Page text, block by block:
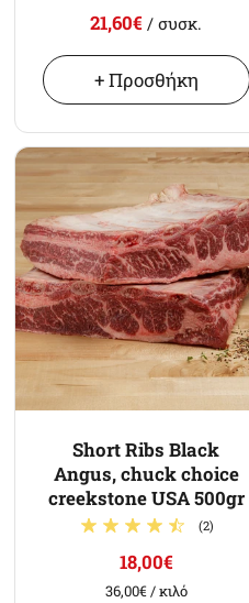
21,60€/ συσκ.
+ Προσθήκη
Short Ribs Black
Angus, chuck choice
creekstone USA 500gr
(2)
18,00€
36,00€/ κιλό